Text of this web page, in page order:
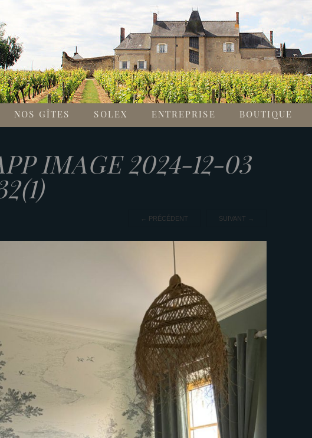
NOS GÎTES SOLEX ENTREPRISE BOUTIQUE
IMAGE 2024-12-03
← PRÉCÉDENT SUIVANT →